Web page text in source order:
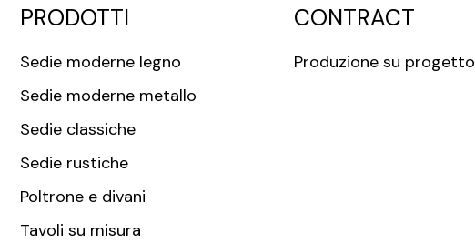
PRODOTTI
Sedie moderne legno
Sedie moderne metallo
Sedie classiche
Sedie rustiche
Poltrone e divani
Tavoli su misura
CONTRACT
Produzione su progetto